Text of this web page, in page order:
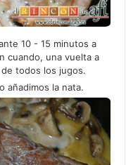
10 - 15 minutos a
cuando, una vuelta a
todos los jugos.
añadimos la nata.